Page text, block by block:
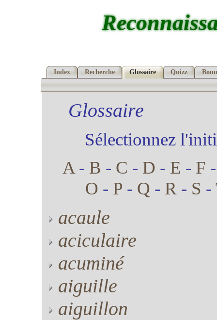
Index Recherche Glossaire Quizz
Glossaire
Sélectionnez
A- B - C - D - E - F
O - P - Q - R - S -
acaule
aciculaire
acuminé
aiguille
aiguillon